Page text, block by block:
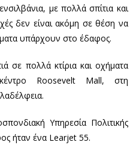
με πολλά σπίτια και
δεν είναι ακόμη σε θέση να
υπάρχουν στο έδαφος.
σε πολλά κτίρια και οχήματα
Roosevelt Mall, στη
Υπηρεσία Πολιτικής
ήταν ένα Learjet 55.